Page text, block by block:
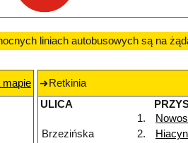
liniach autobusowych są na
mapie
Retkinia
ULICA
1.
Brzezińska
2.